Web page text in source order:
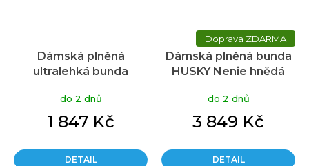
Dámská plněná
ultralehká bunda
do 2 dnů
1 847 Kč
DETAIL
ZDARMA
Dámská plněná bunda
HUSKY Nenie hnědá
do 2 dnů
3 849 Kč
DETAIL